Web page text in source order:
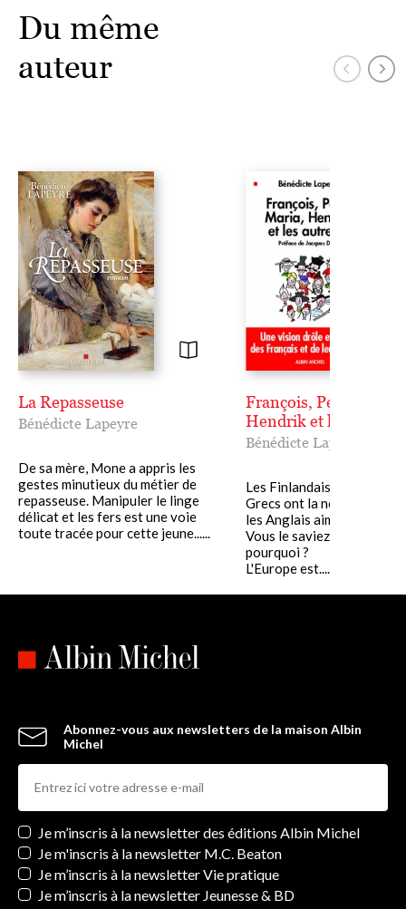
Du même
auteur
La Repasseuse
Bénédicte Lapeyre
De sa mère, Mone a appris les
gestes minutieux du métier de
repasseuse. Manipuler le linge
délicat et les fers est une voie
toute tracée pour cette jeune......
François, Peter,
Hendrik et les
Bénédicte Lapeyre
Les Finlandais parlent
Grecs ont la nostalgie du
les Anglais aiment la
Vous le saviez. Mais
pourquoi ?
L'Europe est......
Abonnez-vous aux newsletters de la maison Albin
Michel
Newsletters
Je m’inscris à la newsletter des éditions Albin Michel
Je m'inscris à la newsletter M.C. Beaton
Je m’inscris à la newsletter Vie pratique
Je m’inscris à la newsletter Jeunesse & BD